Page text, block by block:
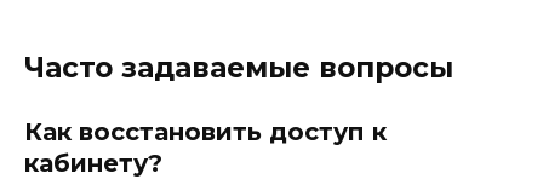
Часто задаваемые вопросы
Как восстановить доступ к
кабинету?